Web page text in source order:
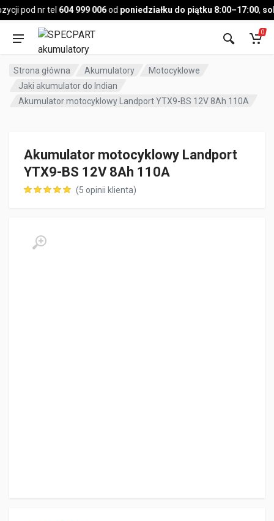
pod nr tel604 999 006odponiedziałku do piątku 8:00–17:00,
Pojazd
0
Strona główna Akumulatory
Motocyklowe
Jaki akumulator do Indian
Akumulator motocyklowy Landport YTX9-BS 12V 8Ah 110A
Akumulator motocyklowy Landport
YTX9-BS 12V 8Ah 110A
(5 opinii klienta)